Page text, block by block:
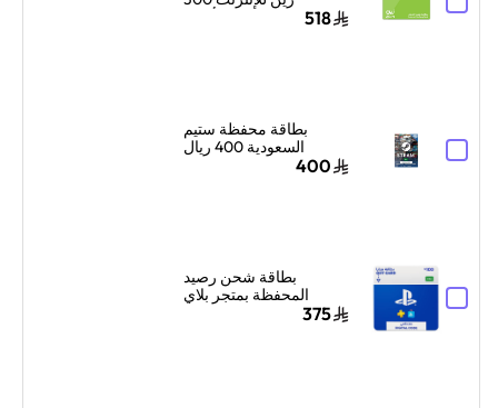
518
بطاقة محفظة ستيم
السعودية 400 ريال
سعودي إرسال الكود400
بطاقة شحن رصيد
المحفظة بمتجر بلاي
ستيشن سوني السعودية
375